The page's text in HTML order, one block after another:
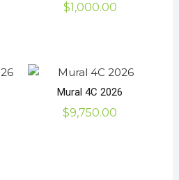
$1,000.00
Mural 4C 2026
$9,750.00